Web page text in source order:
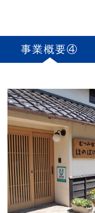
事業概要④